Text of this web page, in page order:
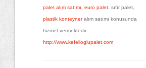
palet alım satımı euro palet, sıfır palet,
plastik konteyneralım satımı konusunda
hizmet vermektedir.
http://www.kefelioglupalet.com